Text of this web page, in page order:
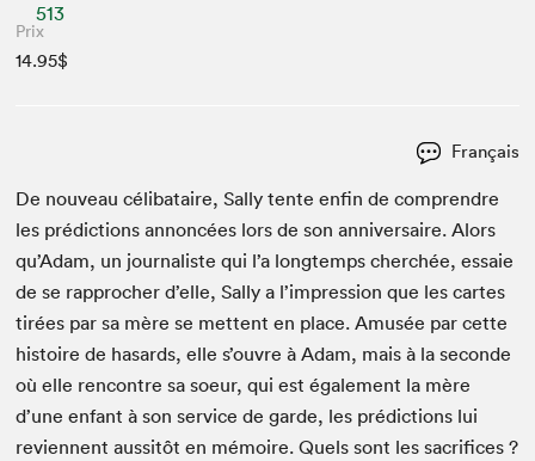
513
Prix
14.95$
Français
De nou­veau céli­bataire, Sal­ly tente enfin de com­pren­dre
les pré­dic­tions annon­cées lors de son anniver­saire. Alors
qu’Adam, un jour­nal­iste qui l’a longtemps cher­chée, essaie
de se rap­procher d’elle, Sal­ly a l’impression que les cartes
tirées par sa mère se met­tent en place. Amusée par cette
his­toire de hasards, elle s’ouvre à Adam, mais à la sec­onde
où elle ren­con­tre sa soeur, qui est égale­ment la mère
d’une enfant à son ser­vice de garde, les pré­dic­tions lui
revi­en­nent aus­sitôt en mémoire. Quels sont les sac­ri­fices ?